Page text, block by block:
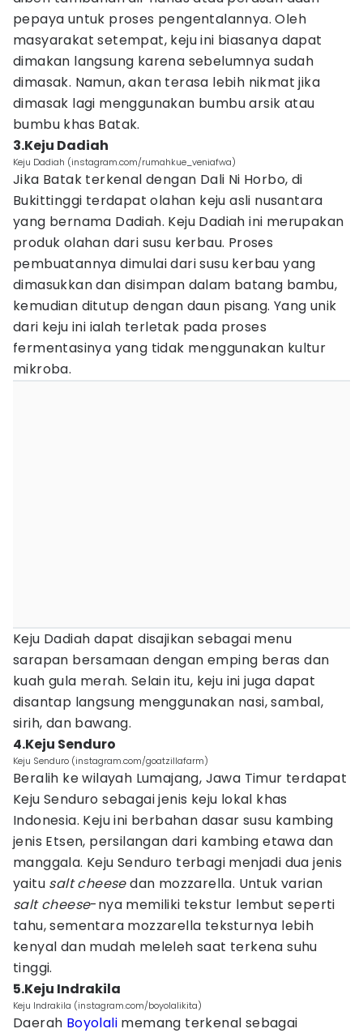
pepaya untuk proses pengentalannya. Oleh
masyarakat setempat, keju ini biasanya dapat
dimakan langsung karena sebelumnya sudah
dimasak. Namun, akan terasa lebih nikmat jika
dimasak lagi menggunakan bumbu arsik atau
bumbu khas Batak.
3.Keju Dadiah
Keju Dadiah (instagram.com/rumahkue_veniafwa)
Jika Batak terkenal dengan Dali Ni Horbo, di
Bukittinggi terdapat olahan keju asli nusantara
yang bernama Dadiah. Keju Dadiah ini merupakan
produk olahan dari susu kerbau. Proses
pembuatannya dimulai dari susu kerbau yang
dimasukkan dan disimpan dalam batang bambu,
kemudian ditutup dengan daun pisang. Yang unik
dari keju ini ialah terletak pada proses
fermentasinya yang tidak menggunakan kultur
mikroba.
Keju Dadiah dapat disajikan sebagai menu
sarapan bersamaan dengan emping beras dan
kuah gula merah. Selain itu, keju ini juga dapat
disantap langsung menggunakan nasi, sambal,
sirih, dan bawang.
4.Keju Senduro
Keju Senduro (instagram.com/goatzillafarm)
Beralih ke wilayah Lumajang, Jawa Timur terdapat
Keju Senduro sebagai jenis keju lokal khas
Indonesia. Keju ini berbahan dasar susu kambing
jenis Etsen, persilangan dari kambing etawa dan
manggala. Keju Senduro terbagi menjadi dua jenis
yaitu salt cheesedan mozzarella. Untuk varian
salt cheese-nya memiliki tekstur lembut seperti
tahu, sementara mozzarella teksturnya lebih
kenyal dan mudah meleleh saat terkena suhu
tinggi.
5.Keju Indrakila
Keju Indrakila (instagram.com/boyolalikita)
Daerah Boyolali memang terkenal sebagai